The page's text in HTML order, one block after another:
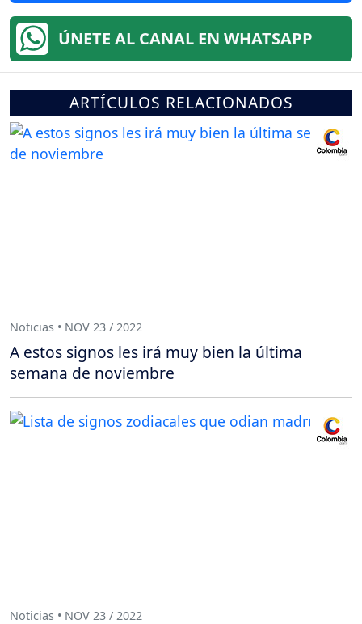
ÚNETE AL CANAL EN WHATSAPP
ARTÍCULOS RELACIONADOS
Noticias • NOV 23 / 2022
A estos signos les irá muy bien la última
semana de noviembre
Noticias • NOV 23 / 2022